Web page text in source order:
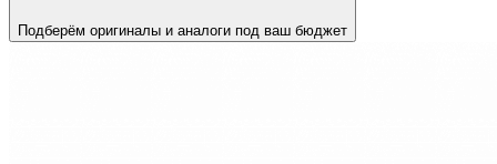
Подберём оригиналы и аналоги под ваш бюджет